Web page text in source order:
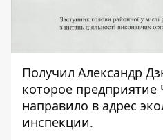
Получил Александр
которое
направило в адрес
инспекции.